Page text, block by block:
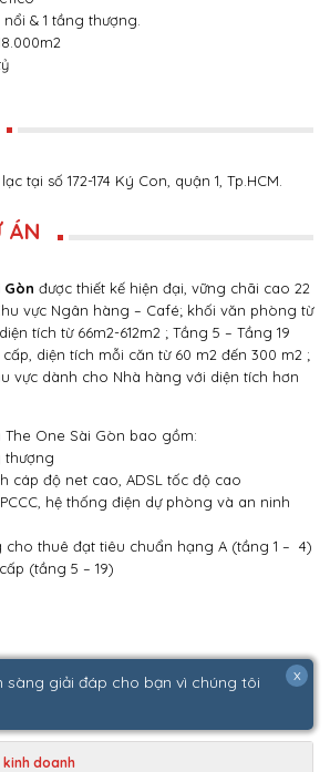
sàng giải đáp cho bạn vì chúng tôi
x
kinh doanh
& 1 tầng thượng.
tại số 172-174 Ký Con, quận 1, Tp.HCM.
ÁN
Gòn được thiết kế hiện đại, vững chãi cao 22
vực Ngân hàng – Café; khối văn phòng từ
tích từ 66m2-612m2 ; Tầng 5 – Tầng 19
diện tích mỗi căn từ 60 m2 đến 300 m2 ;
vực dành cho Nhà hàng với diện tích hơn
One Sài Gòn bao gồm:
thượng
cáp độ net cao, ADSL tốc độ cao
hệ thống điện dự phòng và an ninh
cho thuê đạt tiêu chuẩn hạng A (tầng 1 – 4)
(tầng 5 – 19)